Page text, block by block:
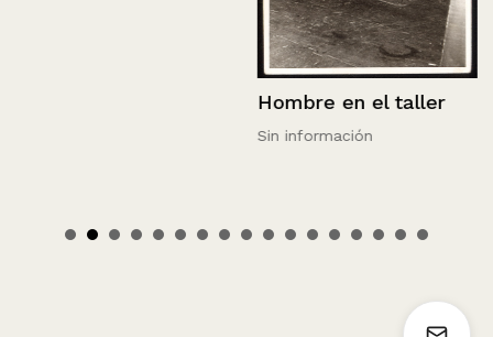
Hombre en el taller
Sin información